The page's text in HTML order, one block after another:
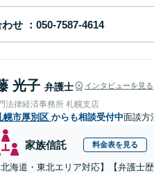
わせ
光子 弁護士 インタビューを見る
法律経済事務所 札幌支店
幌市厚別区 からも相談受付中面談方
家族信託 料金表を見る
北海道・東北エリア対応】【弁護士